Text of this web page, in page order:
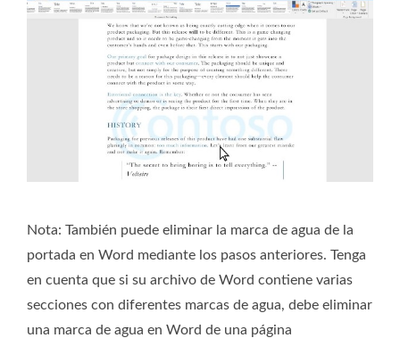
Nota: También puede eliminar la marca de agua de la
portada en Word mediante los pasos anteriores. Tenga
en cuenta que si su archivo de Word contiene varias
secciones con diferentes marcas de agua, debe eliminar
una marca de agua en Word de una página